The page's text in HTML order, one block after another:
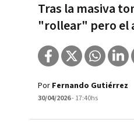
Tras la masiva
"rollear" pero el
Por Fernando Gutiérrez
30/04/2026- 17:40hs